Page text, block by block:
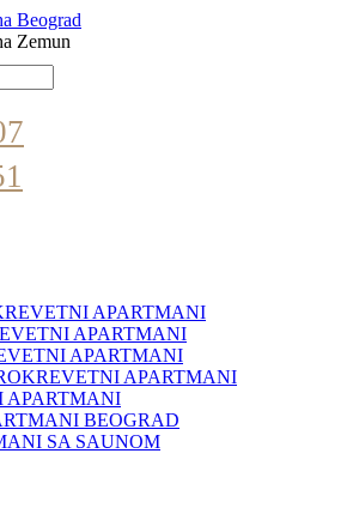
APARTMANI
APARTMANI
APARTMANI
APARTMANI
BEOGRAD
SA SAUNOM